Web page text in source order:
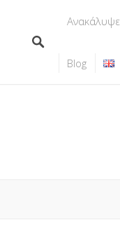
Ανακάλυψε
Blog